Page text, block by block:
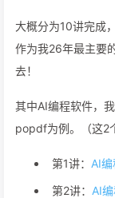
大概分为10讲完成
作为我26年最主要
去！
其中AI编程软件，
popdf为例。（这2
第1讲： AI
第2讲： AI